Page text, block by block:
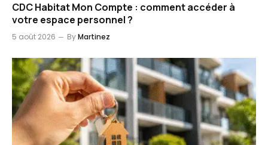
CDC Habitat Mon Compte : comment accéder à
votre espace personnel ?
5 août 2026 ByMartinez